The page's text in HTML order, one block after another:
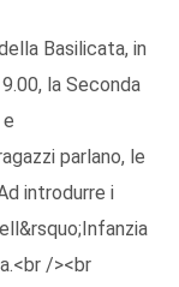
Basilicata, in
la Seconda
parlano, le
introdurre i
/><br